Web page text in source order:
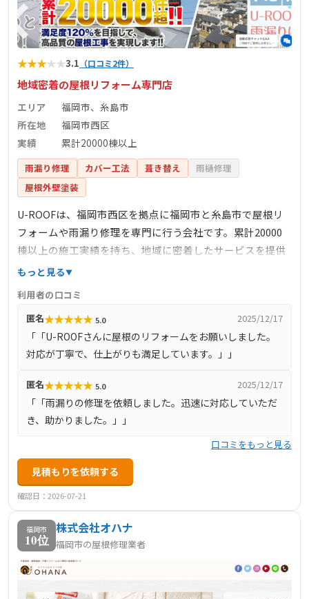
★★★★★3.1 （口コミ2件）
地域密着の屋根リフォーム専門店
エリア
福岡市、糸島市
所在地
福岡市西区
実績
累計20000棟以上
雨漏り修理 カバー工法 葺き替え
雨樋修理
屋根外壁塗装
U-ROOFは、福岡市西区を拠点に福岡市と糸島市で屋根リ
フォームや雨漏り修理を専門に行う会社です。累計20000
棟以上の施工実績を持ち、地域に密着したサービスを提供
しています。自社で足場を所有し、コスト削減と迅速な対
のニーズに応えています。また、外壁の専門家も在籍し、
屋根以外のリフォームにも対応可能です。
もっと見る
利用者の口コミ
匿名★★★★★ 5.0 2025/12/17
「「U-ROOFさんに屋根のリフォームをお願いしました。
対応が丁寧で、仕上がりも満足しています。」」
匿名★★★★★ 5.0 2025/12/17
「「雨漏りの修理を依頼しました。迅速に対応していただ
き、助かりました。」」
口コミをもっと見る
見積もりを依頼する
確認日：2026-07-21
福岡市
10位
株式会社オハナ
福岡市の屋根修理業者